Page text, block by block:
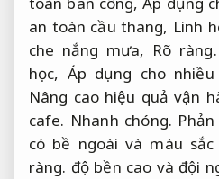
an toàn cầu thang, Linh
che nắng mưa, Rõ ràng.
học, Áp dụng cho
Nâng cao hiệu quả vận
cafe. Nhanh chóng.
có bề ngoài và màu sắc
ràng. độ bền cao và đội